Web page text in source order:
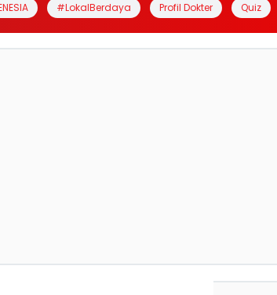
#LokalBerdaya Profil Dokter Quiz